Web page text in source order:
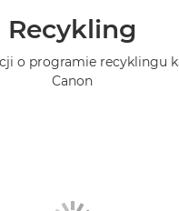
Recykling
o programie recyklingu
Canon